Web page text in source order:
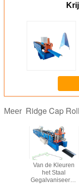
Meer Ridge Cap
Van de Kleuren
het Staal
Gegalvaniseerde